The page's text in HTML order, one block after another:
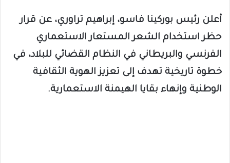
أعلن رئيس بوركينا فاسو، إبراهيم تراوري، عن قرار
حظر استخدام الشعر المستعار الاستعماري
الفرنسي والبريطاني في النظام القضائي للبلاد، في
خطوة تاريخية تهدف إلى تعزيز الهوية الثقافية
الوطنية وإنهاء بقايا الهيمنة الاستعمارية.